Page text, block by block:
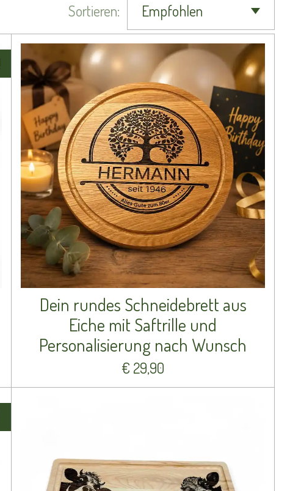
Sortieren:
Dein rundes Schneidebrett aus
Eiche mit Saftrille und
Personalisierung nach Wunsch
€ 29,90